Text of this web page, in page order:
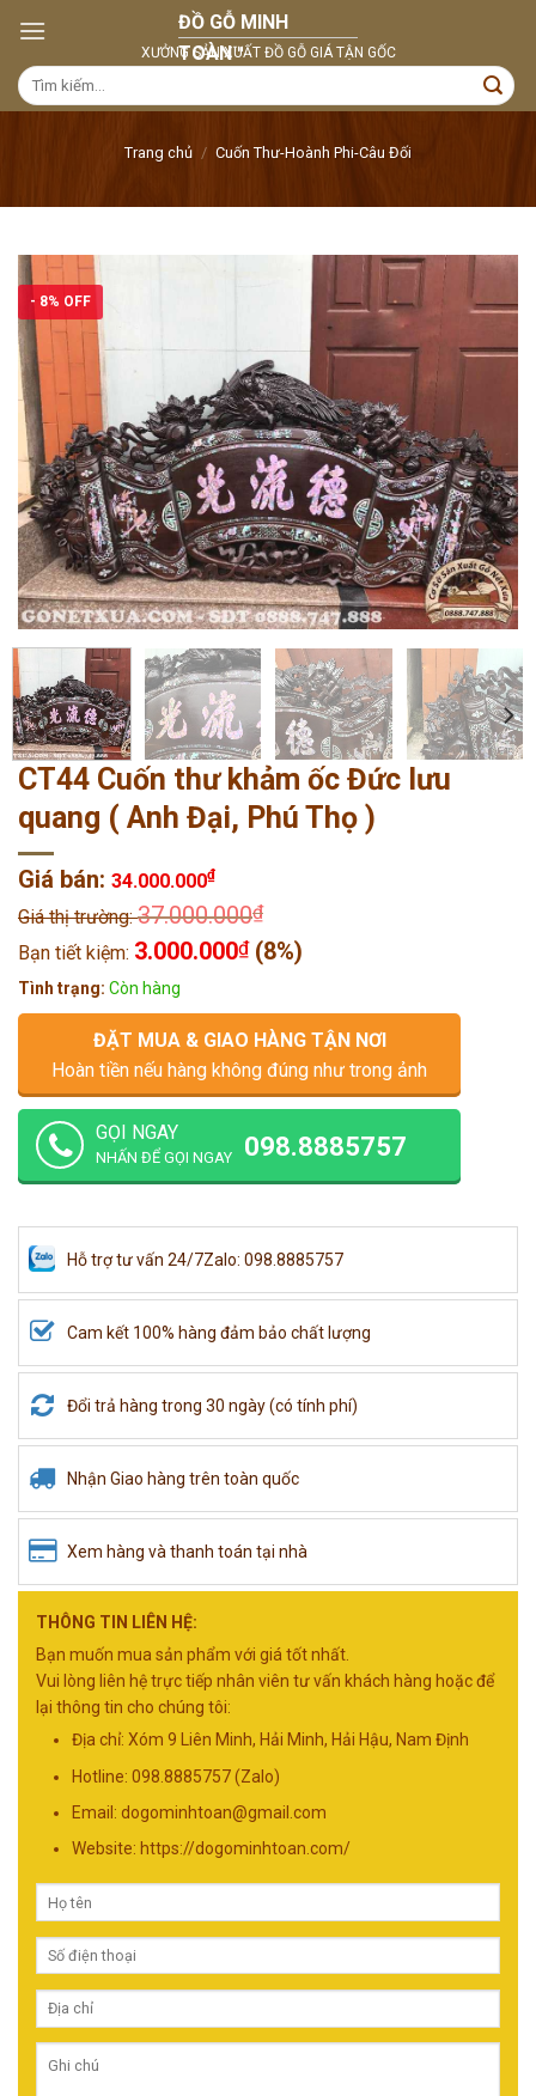
content
Tìm
kiếm:
Trang chủ / Cuốn Thư-Hoành Phi-Câu Đối
- 8% OFF
CT44 Cuốn thư khảm ốc Đức lưu
quang ( Anh Đại, Phú Thọ )
Giá bán: 34.000.000₫
Giá thị trường:37.000.000₫
Bạn tiết kiệm: 3.000.000₫ (8%)
Tình trạng: Còn hàng
ĐẶT MUA & GIAO HÀNG TẬN NƠI
Hoàn tiền nếu hàng không đúng như trong ảnh
GỌI NGAY
NHẤN ĐỂ GỌI NGAY 098.8885757
Hỗ trợ tư vấn 24/7Zalo: 098.8885757
Cam kết 100% hàng đảm bảo chất lượng
Đổi trả hàng trong 30 ngày (có tính phí)
Nhận Giao hàng trên toàn quốc
Xem hàng và thanh toán tại nhà
THÔNG TIN LIÊN HỆ:
Bạn muốn mua sản phẩm với giá tốt nhất.
Vui lòng liên hệ trực tiếp nhân viên tư vấn khách hàng hoặc để
lại thông tin cho chúng tôi:
Địa chỉ: Xóm 9 Liên Minh, Hải Minh, Hải Hậu, Nam Định
Hotline: 098.8885757 (Zalo)
Email: dogominhtoan@gmail.com
Website: https://dogominhtoan.com/